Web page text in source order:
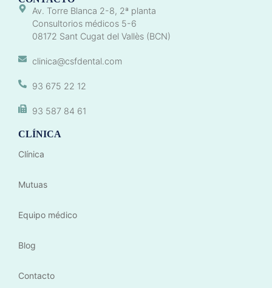
Av. Torre Blanca 2-8, 2ª planta
Consultorios médicos 5-6
08172 Sant Cugat del Vallès (BCN)
clinica@csfdental.com
93 675 22 12
93 587 84 61
CLÍNICA
Clínica
Mutuas
Equipo médico
Blog
Contacto